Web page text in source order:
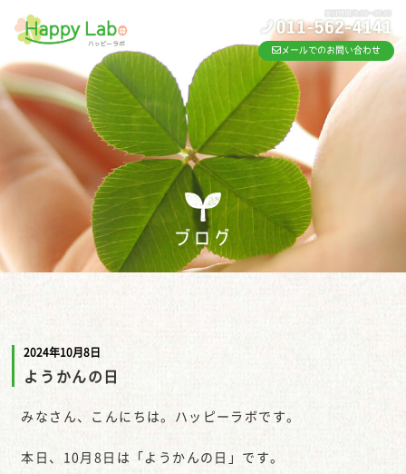
メールでのお問い合わせ
ブログ
2024年10月8日
ようかんの日
みなさん、こんにちは。ハッピーラボです。
本日、10月8日は「ようかんの日」です。